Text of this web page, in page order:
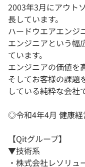
2003年3月にアウト
長しています。
ハードウエアエンジ
エンジニアという幅
ています。
エンジニアの価値を
そしてお客様の課題
している純粋な会社
◎令和4年4月 健康経
【Qitグループ】
▼技術系
・株式会社レソリュ